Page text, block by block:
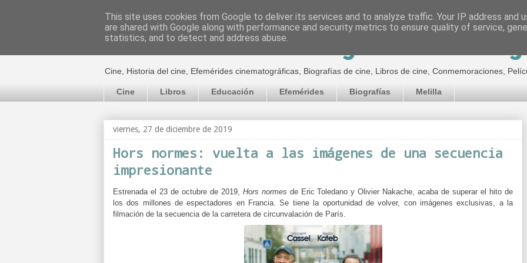
El cultural cinematográfico de Jorge
Cine, Historia del cine, Efemérides cinematográficas, Biografías de cine, Libros de cine, Conmemoraciones,
Cine Libros Educación Efemérides Biografías Melilla
viernes, 27 de diciembre de 2019
Hors normes: vuelta a las imágenes de una secuencia
impresionante
Estrenada el 23 de octubre de 2019, Hors normes de Eric Toledano y Olivier Nakache, acaba de superar el hito de
los dos millones de espectadores en Francia. Se tiene la oportunidad de volver, con imágenes exclusivas, a la
filmación de la secuencia de la carretera de circunvalación de París.
This site uses cookies from Google to deliver its services and to analyze traffic. Your IP address and
are shared with Google along with performance and security metrics to ensure quality of service,
statistics, and to detect and address abuse.